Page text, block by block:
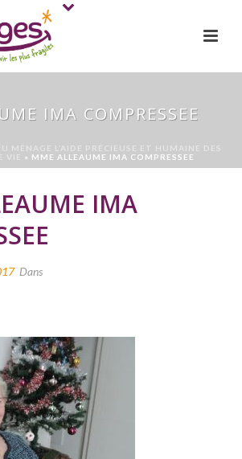
IMA COMPRESSEE
MÉNAGE L’AIDE PRÉCIEUSE ET HUMAINE DES
VIE
» MME ALLEAUME IMA COMPRESSEE
IMA
Dans